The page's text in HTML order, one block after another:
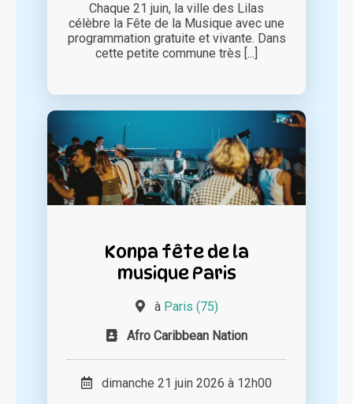
Chaque 21 juin, la ville des Lilas
célèbre la Fête de la Musique avec une
programmation gratuite et vivante. Dans
cette petite commune très [...]
Konpa fête de la
musique Paris
à Paris (75)
Afro Caribbean Nation
dimanche 21 juin 2026 à 12h00